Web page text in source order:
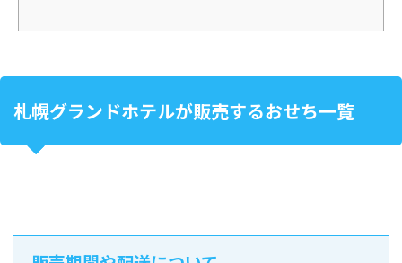
札幌グランドホテルが販売するおせち一覧